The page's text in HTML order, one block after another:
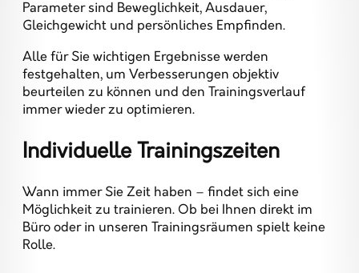
Parameter sind Beweglichkeit, Ausdauer,
Gleichgewicht und persönliches Empfinden.
Alle für Sie wichtigen Ergebnisse werden
festgehalten, um Verbesserungen objektiv
beurteilen zu können und den Trainingsverlauf
immer wieder zu optimieren.
Individuelle Trainingszeiten
Wann immer Sie Zeit haben – findet sich eine
Möglichkeit zu trainieren. Ob bei Ihnen direkt im
Büro oder in unseren Trainingsräumen spielt keine
Rolle.